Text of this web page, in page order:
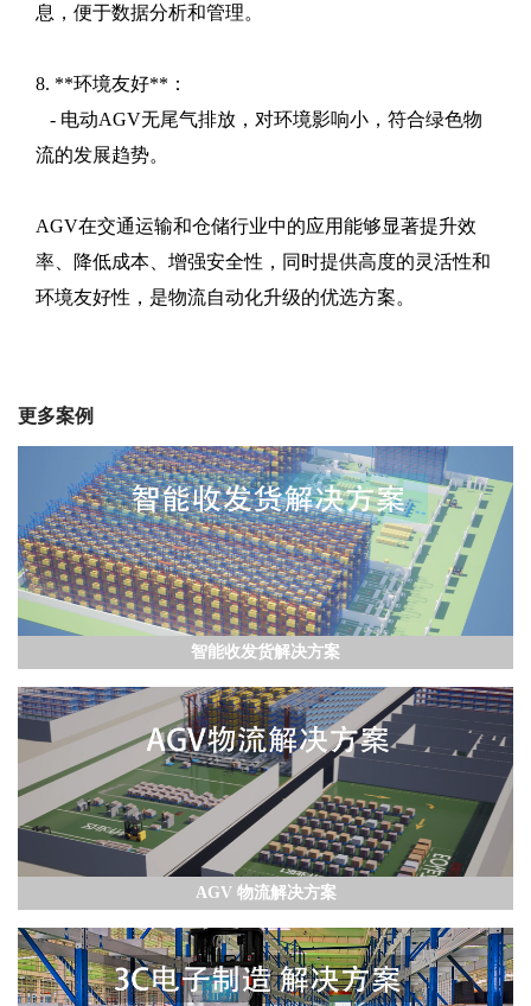
息，便于数据分析和管理。
8. **环境友好**：
- 电动AGV无尾气排放，对环境影响小，符合绿色物
流的发展趋势。
AGV在交通运输和仓储行业中的应用能够显著提升效
率、降低成本、增强安全性，同时提供高度的灵活性和
环境友好性，是物流自动化升级的优选方案。
更多案例
智能收发货解决方案
AGV 物流解决方案